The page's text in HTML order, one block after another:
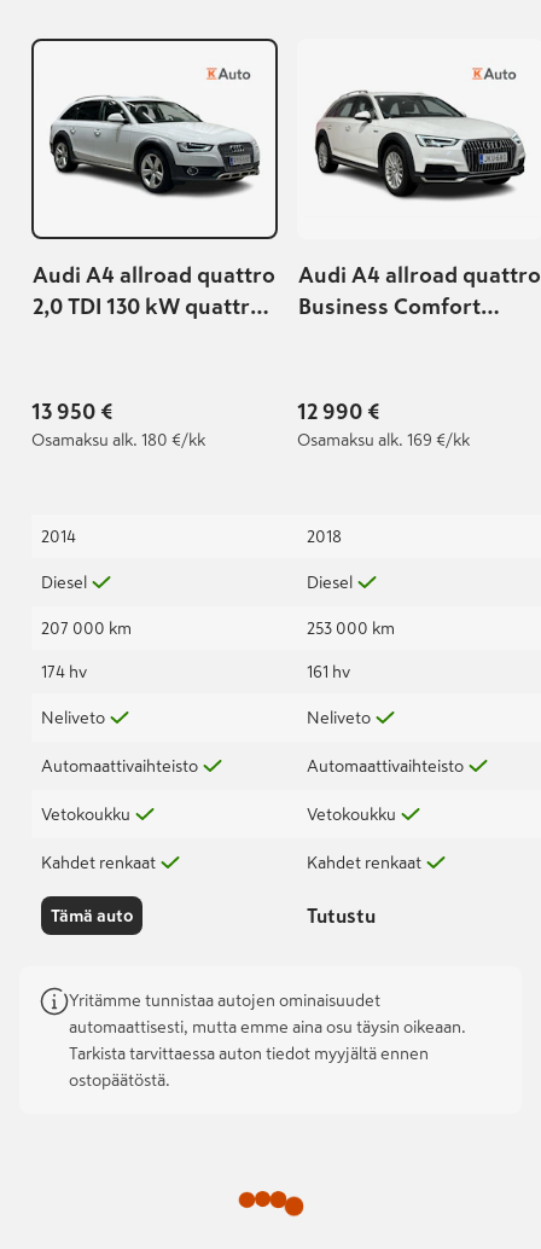
Audi A4 allroad quattro
2,0 TDI 130 kW quattro
13 950 €
Osamaksu alk. 180 €/kk
2014
Diesel
207 000 km
174 hv
Neliveto
Automaattivaihteisto
Vetokoukku
Kahdet renkaat
Tämä auto
Audi A4 allroad quattro
Business Comfort
12 990 €
Osamaksu alk. 169 €/kk
2018
Diesel
253 000 km
161 hv
Neliveto
Automaattivaihteisto
Vetokoukku
Kahdet renkaat
Tutustu
Yritämme tunnistaa autojen ominaisuudet
automaattisesti, mutta emme aina osu täysin oikeaan.
Tarkista tarvittaessa auton tiedot myyjältä ennen
ostopäätöstä.